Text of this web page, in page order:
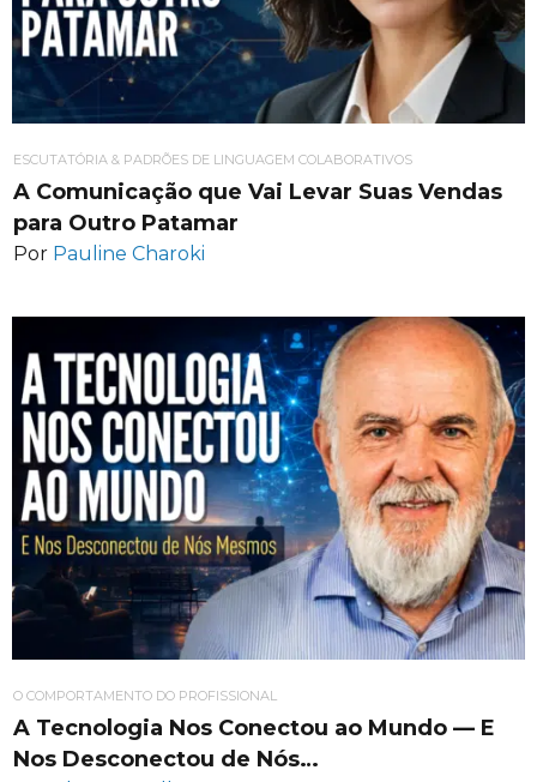
ESCUTATÓRIA & PADRÕES DE LINGUAGEM COLABORATIVOS
A Comunicação que Vai Levar Suas Vendas
para Outro Patamar
Por Pauline Charoki
O COMPORTAMENTO DO PROFISSIONAL
A Tecnologia Nos Conectou ao Mundo — E
Nos Desconectou de Nós…